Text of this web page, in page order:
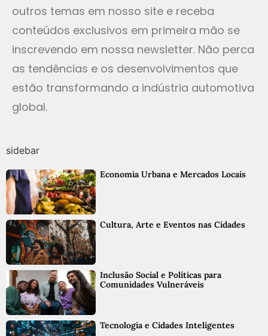
outros temas em nosso site e receba
conteúdos exclusivos em primeira mão se
inscrevendo em nossa newsletter. Não perca
as tendências e os desenvolvimentos que
estão transformando a indústria automotiva
global.
sidebar
Economia Urbana e Mercados Locais
Cultura, Arte e Eventos nas Cidades
Inclusão Social e Políticas para
Comunidades Vulneráveis
Tecnologia e Cidades Inteligentes